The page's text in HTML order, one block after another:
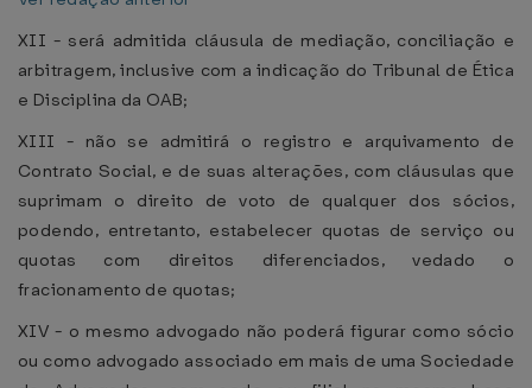
XII - será admitida cláusula de mediação, conciliação e
arbitragem, inclusive com a indicação do Tribunal de Ética
e Disciplina da OAB;
XIII - não se admitirá o registro e arquivamento de
Contrato Social, e de suas alterações, com cláusulas que
suprimam o direito de voto de qualquer dos sócios,
podendo, entretanto, estabelecer quotas de serviço ou
quotas com direitos diferenciados, vedado o
fracionamento de quotas;
XIV - o mesmo advogado não poderá figurar como sócio
ou como advogado associado em mais de uma Sociedade